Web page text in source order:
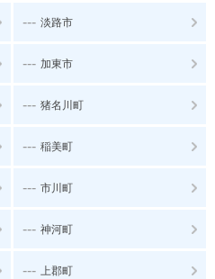
--- 淡路市
--- 加東市
--- 猪名川町
--- 稲美町
--- 市川町
--- 神河町
--- 上郡町